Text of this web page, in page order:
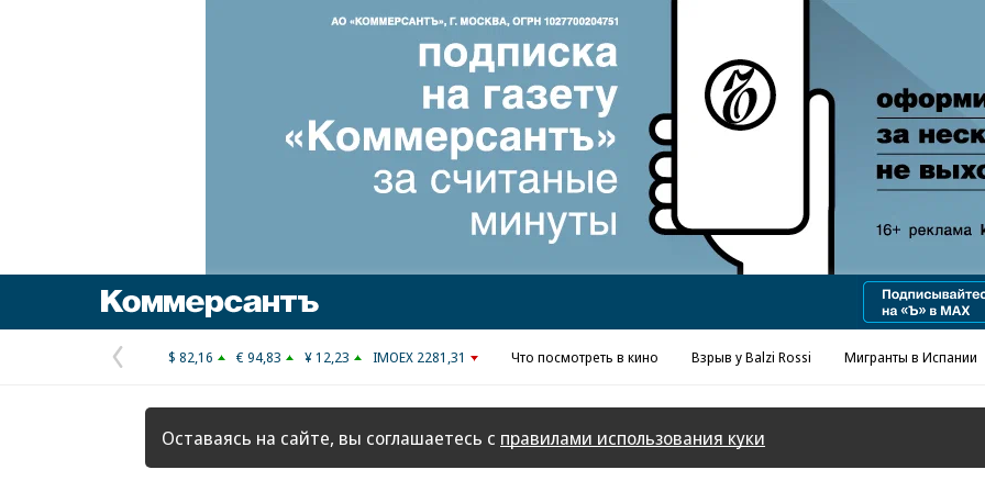
Реклама в «Ъ» www.kommersant.ru/ad
Предыдущая
страница
$ 82,16 € 94,83 ¥ 12,23 IMOEX 2281,31 Что посмотреть в кино Взрыв у Balzi Rossi Мигранты в Испании
Оставаясь на сайте, вы соглашаетесь с правилами использования куки